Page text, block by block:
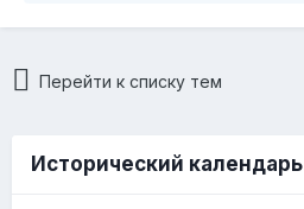
Перейти к списку тем
Исторический календарь